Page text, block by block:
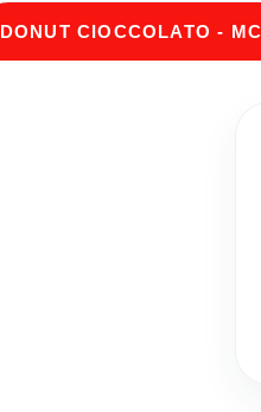
DONUT CIOCCOLATO -